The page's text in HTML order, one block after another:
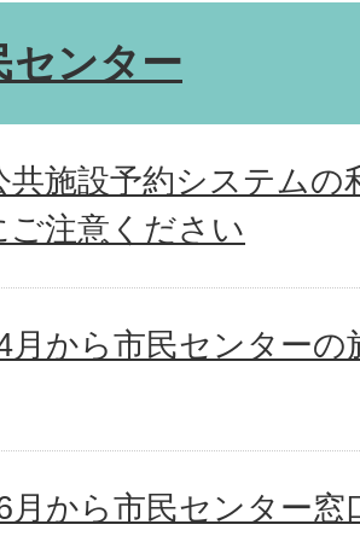
センター
共施設予約システムの
ご注意ください
月から市民センター
月から市民センター窓